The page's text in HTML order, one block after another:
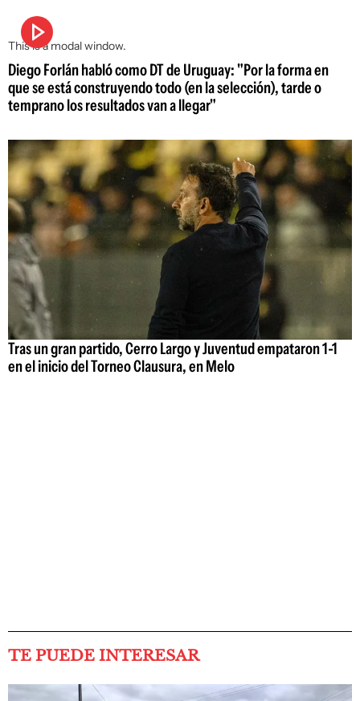
This is a modal window.
Diego Forlán habló como DT de Uruguay: "Por la forma en
que se está construyendo todo (en la selección), tarde o
temprano los resultados van a llegar"
Tras un gran partido, Cerro Largo y Juventud empataron 1-1
en el inicio del Torneo Clausura, en Melo
TE PUEDE INTERESAR